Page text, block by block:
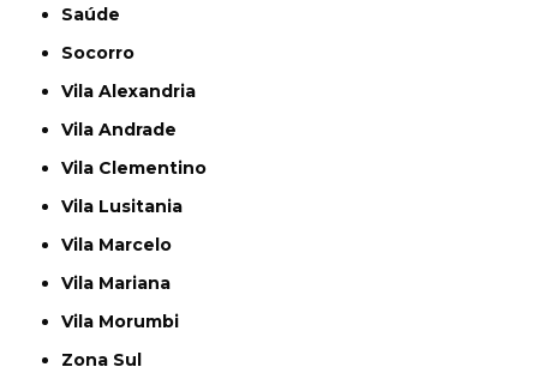
Saúde
Socorro
Vila Alexandria
Vila Andrade
Vila Clementino
Vila Lusitania
Vila Marcelo
Vila Mariana
Vila Morumbi
Zona Sul